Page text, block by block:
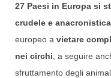
27 Paesi in Europa si
crudele e
europeo a vietare
nei circhi , a seguire
sfruttamento degli